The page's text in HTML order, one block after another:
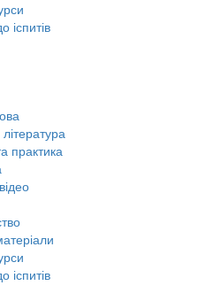
іспитів
практика
іспитів